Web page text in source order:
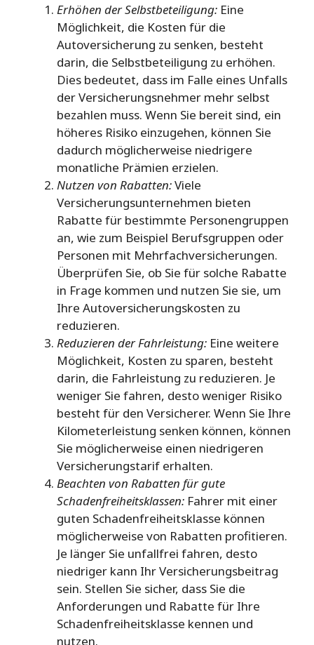
Erhöhen der Selbstbeteiligung: Eine
Möglichkeit, die Kosten für die
Autoversicherung zu senken, besteht
darin, die Selbstbeteiligung zu erhöhen.
Dies bedeutet, dass im Falle eines Unfalls
der Versicherungsnehmer mehr selbst
bezahlen muss. Wenn Sie bereit sind, ein
höheres Risiko einzugehen, können Sie
dadurch möglicherweise niedrigere
monatliche Prämien erzielen.
Nutzen von Rabatten:Viele
Versicherungsunternehmen bieten
Rabatte für bestimmte Personengruppen
an, wie zum Beispiel Berufsgruppen oder
Personen mit Mehrfachversicherungen.
Überprüfen Sie, ob Sie für solche Rabatte
in Frage kommen und nutzen Sie sie, um
Ihre Autoversicherungskosten zu
reduzieren.
Reduzieren der Fahrleistung: Eine weitere
Möglichkeit, Kosten zu sparen, besteht
darin, die Fahrleistung zu reduzieren. Je
weniger Sie fahren, desto weniger Risiko
besteht für den Versicherer. Wenn Sie Ihre
Kilometerleistung senken können, können
Sie möglicherweise einen niedrigeren
Versicherungstarif erhalten.
Beachten von Rabatten für gute
Schadenfreiheitsklassen: Fahrer mit einer
guten Schadenfreiheitsklasse können
möglicherweise von Rabatten profitieren.
Je länger Sie unfallfrei fahren, desto
niedriger kann Ihr Versicherungsbeitrag
sein. Stellen Sie sicher, dass Sie die
Anforderungen und Rabatte für Ihre
Schadenfreiheitsklasse kennen und
nutzen.